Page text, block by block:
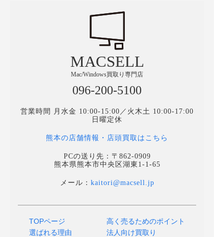
MACSELL
Mac/Windows買取り専門店
096-200-5100
営業時間 月水金 10:00-15:00／火木土 10:00-17:00
日曜定休
熊本の店舗情報・店頭買取はこちら
PCの送り先：〒862-0909
熊本県熊本市中央区湖東1-1-65
メール： kaitori@macsell.jp
TOPページ
選ばれる理由
高く売るためのポイント
法人向け買取り